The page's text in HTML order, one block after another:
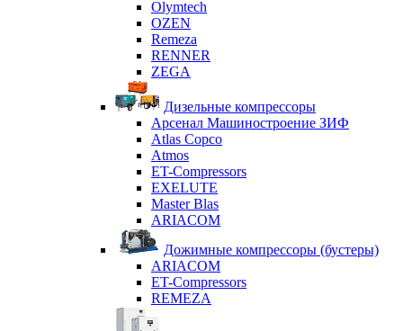
Olymtech
OZEN
Remeza
RENNER
ZEGA
Дизельные компрессоры
Арсенал Машиностроение ЗИФ
Atlas Copco
Atmos
ET-Compressors
EXELUTE
Master Blas
ARIACOM
Дожимные компрессоры (бустеры)
ARIACOM
ET-Compressors
REMEZA